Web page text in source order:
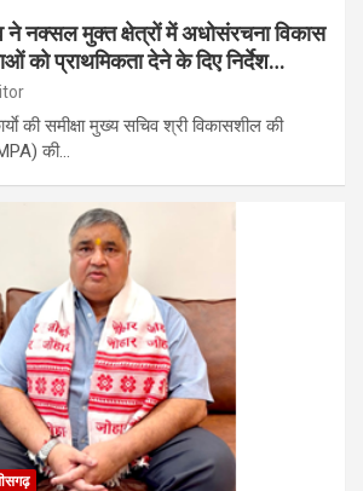
ने नक्सल मुक्त क्षेत्रों में अधोसंरचना विकास
को प्राथमिकता देने के दिए निर्देश…
की समीक्षा मुख्य सचिव श्री विकासशील की
की…